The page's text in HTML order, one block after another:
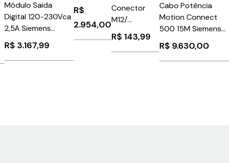
Módulo Saida
Digital 120-230Vca
2,5A Siemens
6AG13321SH717AA0
R$ 3.167,99
R$
2.954,00
Conector
M12/
5Px22Awg
Weidmuller
Conexel
R$ 143,99
Cabo Potência
Motion Connect
500 15M Siemens
6FX50081BB501BF0
R$ 9.630,00